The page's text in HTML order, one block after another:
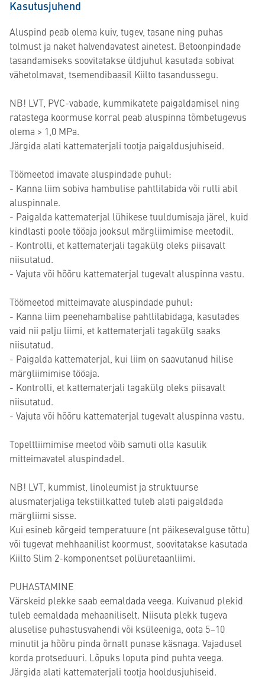
Kasutusjuhend
Aluspind peab olema kuiv, tugev, tasane ning puhas
tolmust ja naket halvendavatest ainetest. Betoonpindade
tasandamiseks soovitatakse üldjuhul kasutada sobivat
vähetolmavat, tsemendibaasil Kiilto tasandussegu.
NB! LVT, PVC-vabade, kummikatete paigaldamisel ning
ratastega koormuse korral peab aluspinna tõmbetugevus
olema > 1,0 MPa.
Järgida alati kattematerjali tootja paigaldusjuhiseid.
Töömeetod imavate aluspindade puhul:
- Kanna liim sobiva hambulise pahtlilabida või rulli abil
aluspinnale.
- Paigalda kattematerjal lühikese tuuldumisaja järel, kuid
kindlasti poole tööaja jooksul märgliimimise meetodil.
- Kontrolli, et kattematerjali tagakülg oleks piisavalt
niisutatud.
- Vajuta või hõõru kattematerjal tugevalt aluspinna vastu.
Töömeetod mitteimavate aluspindade puhul:
- Kanna liim peenehambalise pahtlilabidaga, kasutades
vaid nii palju liimi, et kattematerjali tagakülg saaks
niisutatud.
- Paigalda kattematerjal, kui liim on saavutanud hilise
märgliimimise tööaja.
- Kontrolli, et kattematerjali tagakülg oleks piisavalt
niisutatud.
- Vajuta või hõõru kattematerjal tugevalt aluspinna vastu.
Topeltliimimise meetod võib samuti olla kasulik
mitteimavatel aluspindadel.
NB! LVT, kummist, linoleumist ja struktuurse
alusmaterjaliga tekstiilkatted tuleb alati paigaldada
märgliimi sisse.
Kui esineb kõrgeid temperatuure (nt päikesevalguse tõttu)
või tugevat mehhaanilist koormust, soovitatakse kasutada
Kiilto Slim 2-komponentset polüuretaanliimi.
PUHASTAMINE
Värskeid plekke saab eemaldada veega. Kuivanud plekid
tuleb eemaldada mehaaniliselt. Niisuta plekk tugeva
aluselise puhastusvahendi või ksüleeniga, oota 5–10
minutit ja hõõru pinda õrnalt punase käsnaga. Vajadusel
korda protseduuri. Lõpuks loputa pind puhta veega.
Järgida alati kattematerjali tootja hooldusjuhiseid.